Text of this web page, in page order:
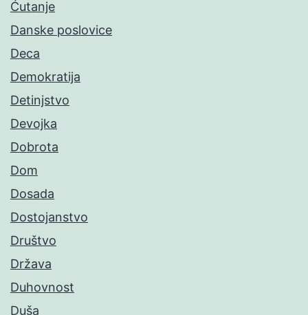
Ćutanje
Danske poslovice
Deca
Demokratija
Detinjstvo
Devojka
Dobrota
Dom
Dosada
Dostojanstvo
Društvo
Država
Duhovnost
Duša